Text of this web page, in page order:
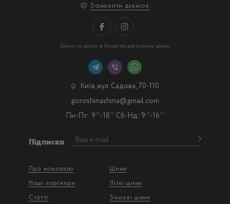
Замовити дзвінок
Шини та диски в Києві по доступним цінам
Про компанію
Наші партнери
Статті
Шини
Літні шини
Зимові шини
Підписка
Київ, вул. Садова, 70-110
Пн-Пт: 9 00-18 00 Сб-Нд: 9 00-16 00
goroshinashina@gmail.com